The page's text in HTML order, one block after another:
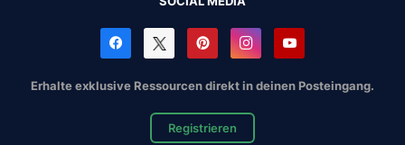
Erhalte exklusive Ressourcen direkt in deinen Posteingang.
Registrieren